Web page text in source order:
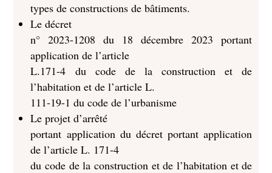
types de constructions de bâtiments.
Le décret
n° 2023-1208 du 18 décembre 2023 portant
application de l’article
L.171-4 du code de la construction et de
l’habitation et de l’article L.
111-19-1 du code de l’urbanisme
Le projet d’arrêté
portant application du décret portant application
de l’article L. 171-4
du code de la construction et de l’habitation et de